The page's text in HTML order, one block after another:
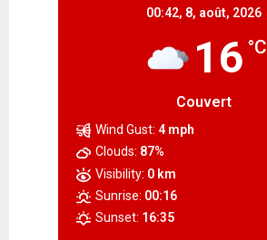
00:42, 8, août, 2026
16 °C
Couvert
Wind Gust: 4 mph
Clouds: 87%
Visibility: 0 km
Sunrise: 00:16
Sunset: 16:35